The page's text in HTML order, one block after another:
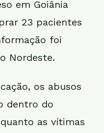
em Goiânia
23 pacientes
foi
Nordeste.
os abusos
dentro do
as vítimas